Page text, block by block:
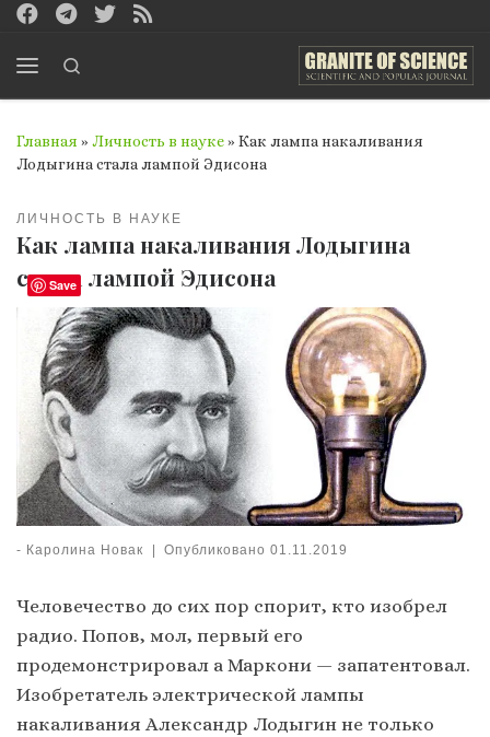
Перейти к содержимому
Главная » Личность в науке» Как лампа накаливания
Лодыгина стала лампой Эдисона
ЛИЧНОСТЬ В НАУКЕ
Как лампа накаливания Лодыгина
стала лампой Эдисона
- Каролина Новак | Опубликовано01.11.2019
Человечество до сих пор спорит, кто изобрел
радио. Попов, мол, первый его
продемонстрировал а Маркони — запатентовал.
Изобретатель электрической лампы
накаливания Александр Лодыгин не только
Save